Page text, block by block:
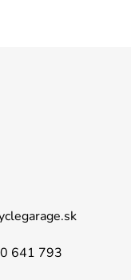
641 793